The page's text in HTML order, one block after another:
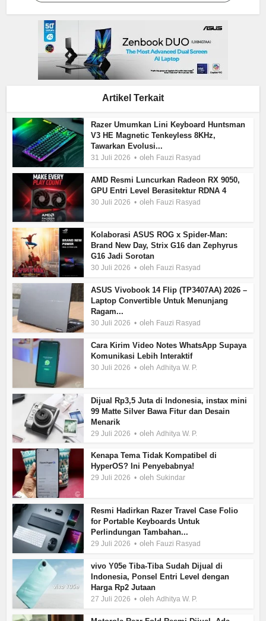
Artikel Terkait
Razer Umumkan Lini Keyboard Huntsman
V3 HE Magnetic Tenkeyless 8KHz,
Tawarkan Evolusi...
31 Juli 2026 oleh Fauzi Rasyad
AMD Resmi Luncurkan Radeon RX 9050,
GPU Entri Level Berasitektur RDNA 4
30 Juli 2026 oleh Fauzi Rasyad
Kolaborasi ASUS ROG x Spider-Man:
Brand New Day, Strix G16 dan Zephyrus
G16 Jadi Sorotan
30 Juli 2026 oleh Fauzi Rasyad
ASUS Vivobook 14 Flip (TP3407AA) 2026 –
Laptop Convertible Untuk Menunjang
Ragam...
30 Juli 2026 oleh Fauzi Rasyad
Cara Kirim Video Notes WhatsApp Supaya
Komunikasi Lebih Interaktif
30 Juli 2026 olehAdhitya W. P.
Dijual Rp3,5 Juta di Indonesia, instax mini
99 Matte Silver Bawa Fitur dan Desain
Menarik
29 Juli 2026 olehAdhitya W. P.
Kenapa Tema Tidak Kompatibel di
HyperOS? Ini Penyebabnya!
29 Juli 2026 oleh Sukindar
Resmi Hadirkan Razer Travel Case Folio
for Portable Keyboards Untuk
Perlindungan Tambahan...
29 Juli 2026 oleh Fauzi Rasyad
vivo Y05e Tiba-Tiba Sudah Dijual di
Indonesia, Ponsel Entri Level dengan
Harga Rp2 Jutaan
27 Juli 2026 olehAdhitya W. P.